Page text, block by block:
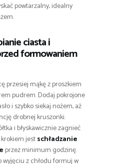
powtarzalny, idealny
ciasta i
formowaniem
przesiej mąkę z proszkiem
pudrem. Dodaj pokrojone
i szybko siekaj nożem, aż
drobnej kruszonki.
i błyskawicznie zagnieć
jestschładzanie
przez minimum godzinę.
wyjęciu z chłodu formuj w